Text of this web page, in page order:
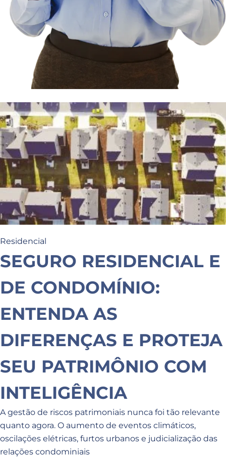
Residencial
SEGURO RESIDENCIAL E
DE CONDOMÍNIO:
ENTENDA AS
DIFERENÇAS E PROTEJA
SEU PATRIMÔNIO COM
INTELIGÊNCIA
A gestão de riscos patrimoniais nunca foi tão relevante
quanto agora. O aumento de eventos climáticos,
oscilações elétricas, furtos urbanos e judicialização das
relações condominiais